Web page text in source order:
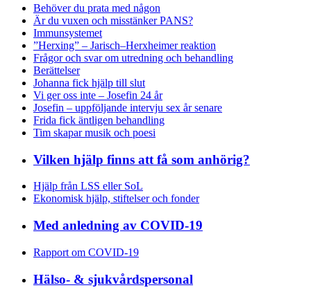
Behöver du prata med någon
Är du vuxen och misstänker PANS?
Immunsystemet
”Herxing” – Jarisch–Herxheimer reaktion
Frågor och svar om utredning och behandling
Berättelser
Johanna fick hjälp till slut
Vi ger oss inte – Josefin 24 år
Josefin – uppföljande intervju sex år senare
Frida fick äntligen behandling
Tim skapar musik och poesi
Vilken hjälp finns att få som anhörig?
Hjälp från LSS eller SoL
Ekonomisk hjälp, stiftelser och fonder
Med anledning av COVID-19
Rapport om COVID-19
Hälso- & sjukvårdspersonal